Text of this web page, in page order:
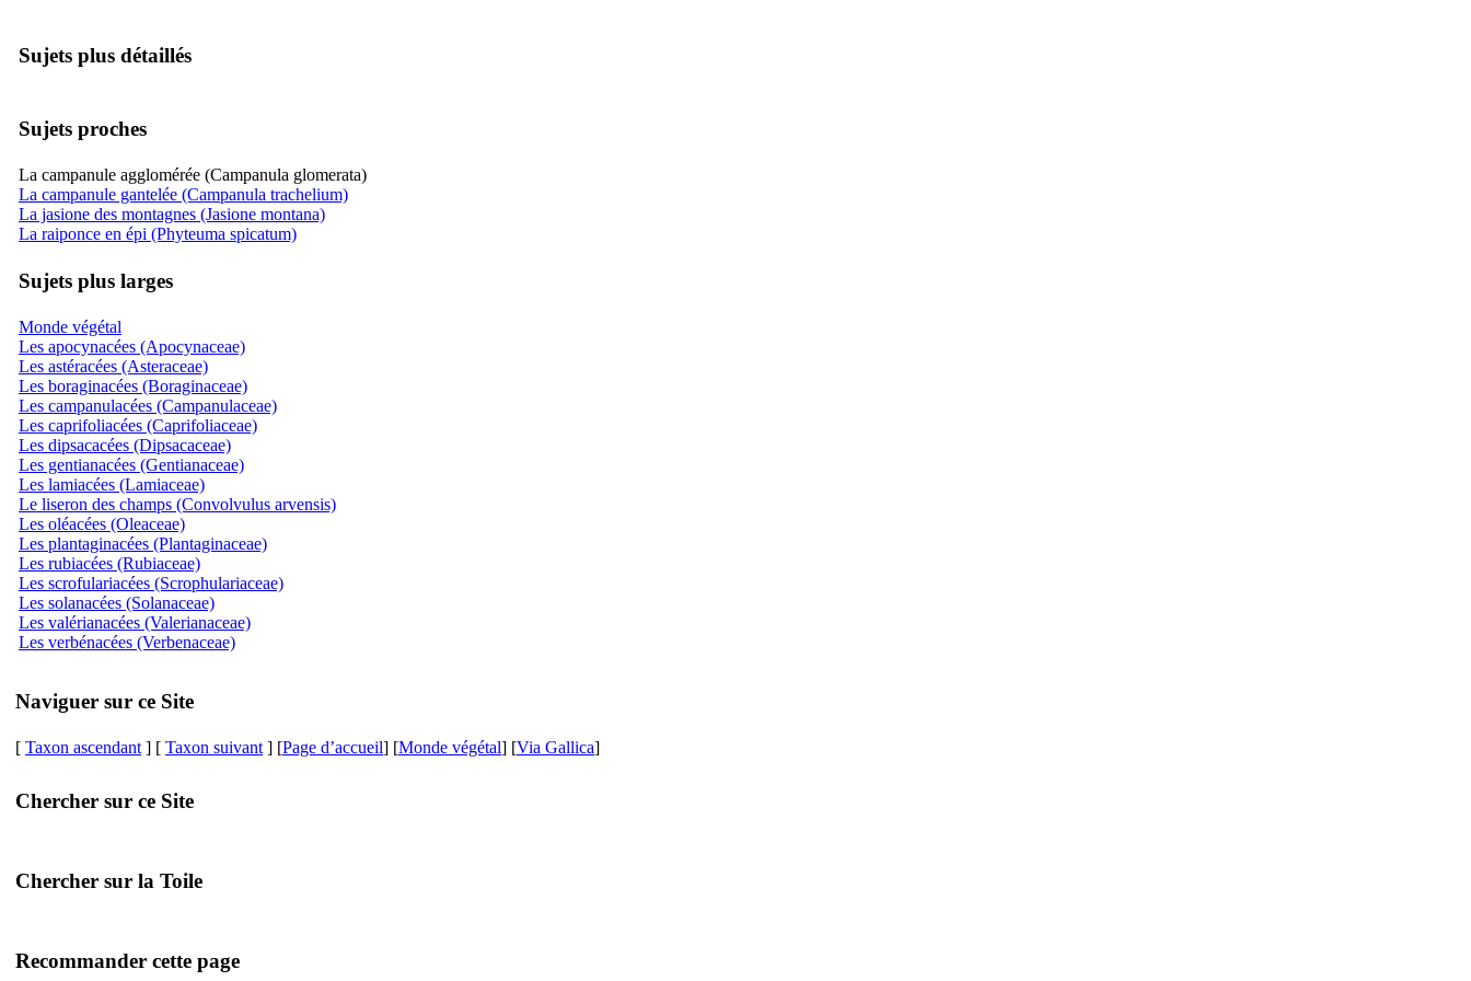
Sujets plus détaillés
Sujets proches
La campanule agglomérée (Campanula glomerata)
La campanule gantelée (Campanula trachelium)
La jasione des montagnes (Jasione montana)
La raiponce en épi (Phyteuma spicatum)
Sujets plus larges
Monde végétal
Les apocynacées (Apocynaceae)
Les astéracées (Asteraceae)
Les boraginacées (Boraginaceae)
Les campanulacées (Campanulaceae)
Les caprifoliacées (Caprifoliaceae)
Les dipsacacées (Dipsacaceae)
Les gentianacées (Gentianaceae)
Les lamiacées (Lamiaceae)
Le liseron des champs (Convolvulus arvensis)
Les oléacées (Oleaceae)
Les plantaginacées (Plantaginaceae)
Les rubiacées (Rubiaceae)
Les scrofulariacées (Scrophulariaceae)
Les solanacées (Solanaceae)
Les valérianacées (Valerianaceae)
Les verbénacées (Verbenaceae)
Naviguer sur ce Site
[ Taxon ascendant ] [ Taxon suivant ] [Page d’accueil] [Monde végétal] [Via Gallica]
Chercher sur ce Site
Chercher sur la Toile
Recommander cette page